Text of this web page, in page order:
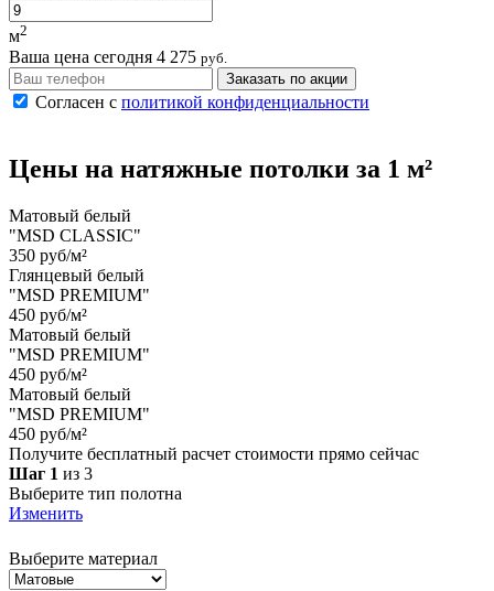
м2
Ваша цена сегодня 4 275 руб.
Заказать по акции
Согласен с политикой конфиденциальности
Цены на натяжные потолки за 1 м²
Матовый белый
"MSD CLASSIC"
350 руб/м²
Глянцевый белый
"MSD PREMIUM"
450 руб/м²
Матовый белый
"MSD PREMIUM"
450 руб/м²
Матовый белый
"MSD PREMIUM"
450 руб/м²
Получите бесплатный расчет стоимости прямо сейчас
Шаг 1 из 3
Выберите тип полотна
Изменить
Выберите материал